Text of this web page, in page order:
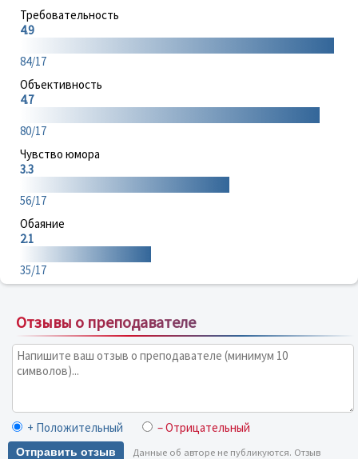
Требовательность
4.9
84/17
Объективность
4.7
80/17
Чувство юмора
3.3
56/17
Обаяние
2.1
35/17
Отзывы о преподавателе
+ Положительный – Отрицательный
Отправить отзыв
Данные об авторе не публикуются. Отзыв